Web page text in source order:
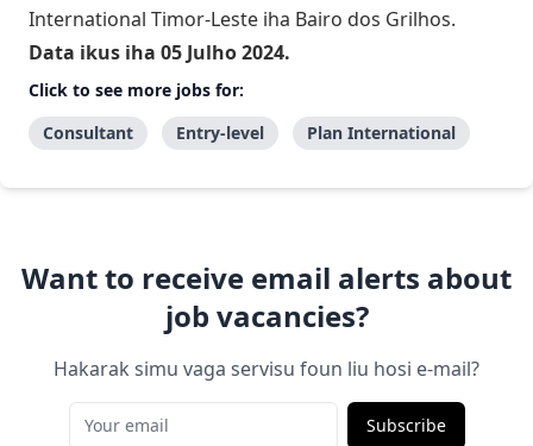
International Timor-Leste iha Bairo dos Grilhos.
Data ikus iha 05 Julho 2024.
Click to see more jobs for:
Consultant
Entry-level Plan International
Want to receive email alerts about
job vacancies?
Hakarak simu vaga servisu foun liu hosi e-mail?
Subscribe